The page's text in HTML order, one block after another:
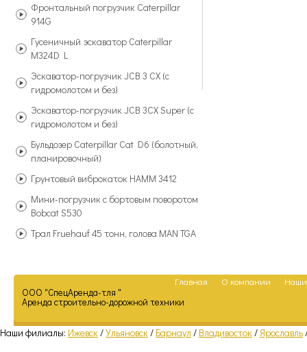
Фронтальный погрузчик Caterpillar
914G
Гусеничный эскаватор Caterpillar
M324D L
Эскаватор-погрузчик JCB 3 CX (с
гидромолотом и без)
Эскаватор-погрузчик JCB 3CX Super (с
гидромолотом и без)
Бульдозер Caterpillar Cat D6 (болотный,
планировочный)
Грунтовый виброкаток HAMM 3412
Мини-погрузчик с бортовым поворотом
Bobcat S530
Трал Fruehauf 45 тонн, голова MAN TGA
Главная О компании
ООО "СпецАренда-тля "
Аренда строительно-дорожной техники
Наши филиалы: Ижевск/Ульяновск/ Барнаул / Владивосток/Ярославль